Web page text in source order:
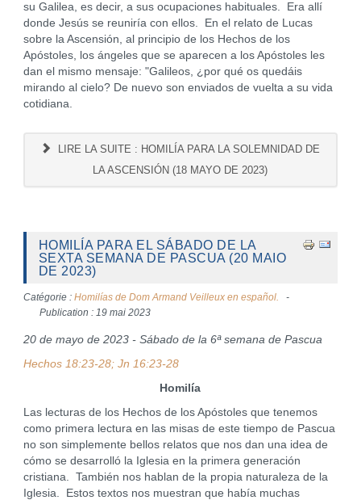
su Galilea, es decir, a sus ocupaciones habituales. Era allí
donde Jesús se reuniría con ellos. En el relato de Lucas
sobre la Ascensión, al principio de los Hechos de los
Apóstoles, los ángeles que se aparecen a los Apóstoles les
dan el mismo mensaje: "Galileos, ¿por qué os quedáis
mirando al cielo? De nuevo son enviados de vuelta a su vida
cotidiana.
LIRE LA SUITE : HOMILÍA PARA LA SOLEMNIDAD DE
LA ASCENSIÓN (18 MAYO DE 2023)
HOMILÍA PARA EL SÁBADO DE LA
SEXTA SEMANA DE PASCUA (20 MAIO
DE 2023)
Catégorie : Homilías de Dom Armand Veilleux en español.
Publication : 19 mai 2023
20 de mayo de 2023 - Sábado de la 6ª semana de Pascua
Hechos 18:23-28; Jn 16:23-28
Homilía
Las lecturas de los Hechos de los Apóstoles que tenemos
como primera lectura en las misas de este tiempo de Pascua
no son simplemente bellos relatos que nos dan una idea de
cómo se desarrolló la Iglesia en la primera generación
cristiana. También nos hablan de la propia naturaleza de la
Iglesia. Estos textos nos muestran que había muchas